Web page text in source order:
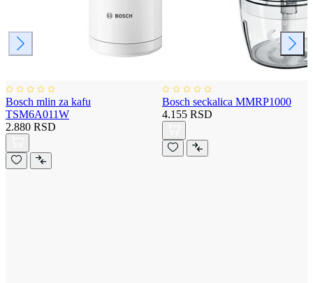
Bosch mlin za kafu
TSM6A011W
2.880 RSD
Bosch seckalica MMRP1000
4.155 RSD